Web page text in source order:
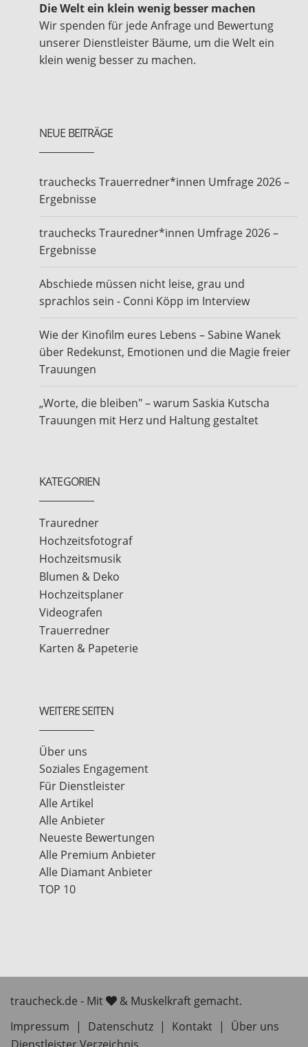
Die Welt ein klein wenig besser machen
Wir spenden für jede Anfrage und Bewertung
unserer Dienstleister Bäume, um die Welt ein
klein wenig besser zu machen.
NEUE BEITRÄGE
trauchecks Trauerredner*innen Umfrage 2026 –
Ergebnisse
trauchecks Trauredner*innen Umfrage 2026 –
Ergebnisse
Abschiede müssen nicht leise, grau und
sprachlos sein - Conni Köpp im Interview
Wie der Kinofilm eures Lebens – Sabine Wanek
über Redekunst, Emotionen und die Magie freier
Trauungen
„Worte, die bleiben" – warum Saskia Kutscha
Trauungen mit Herz und Haltung gestaltet
KATEGORIEN
Trauredner
Hochzeitsfotograf
Hochzeitsmusik
Blumen & Deko
Hochzeitsplaner
Videografen
Trauerredner
Karten & Papeterie
WEITERE SEITEN
Über uns
Soziales Engagement
Für Dienstleister
Alle Artikel
Alle Anbieter
Neueste Bewertungen
Alle Premium Anbieter
Alle Diamant Anbieter
TOP 10
traucheck.de - Mit
& Muskelkraft gemacht.
Impressum
| Datenschutz | Kontakt |
Über uns